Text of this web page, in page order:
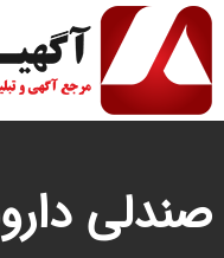
پرش
محتوا
صندلی